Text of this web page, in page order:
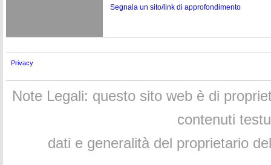
Segnala un sito/link di approfondimento
Privacy
Note Legali: questo sito web è di
contenuti
dati e generalità del proprietario